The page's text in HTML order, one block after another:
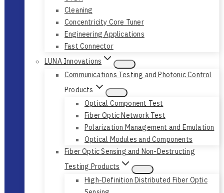
Cleaning
Concentricity Core Tuner
Engineering Applications
Fast Connector
LUNA Innovations
Communications Testing and Photonic Control
Products
Optical Component Test
Fiber Optic Network Test
Polarization Management and Emulation
Optical Modules and Components
Fiber Optic Sensing and Non-Destructing
Testing Products
High-Definition Distributed Fiber Optic